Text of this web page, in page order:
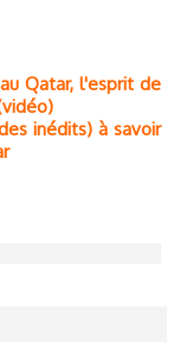
Qatar, l'esprit de
inédits) à savoir